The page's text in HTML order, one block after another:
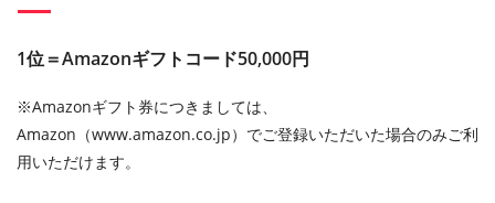
1位＝Amazonギフトコード50,000円
※Amazonギフト券につきましては、
Amazon（www.amazon.co.jp）でご登録いただいた場合のみご利
用いただけます。